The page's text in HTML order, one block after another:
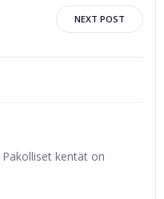
NEXT POST
Pakolliset kentät on